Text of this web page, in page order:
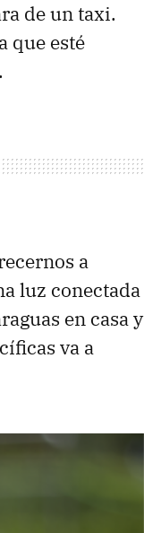
de un taxi.
que esté
a
luz conectada
en casa y
va a